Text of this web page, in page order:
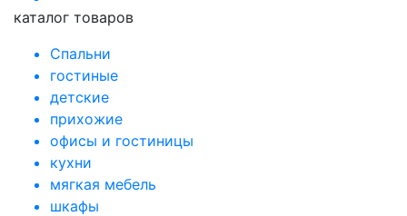
каталог товаров
Спальни
гостиные
детские
прихожие
офисы и гостиницы
кухни
мягкая мебель
шкафы